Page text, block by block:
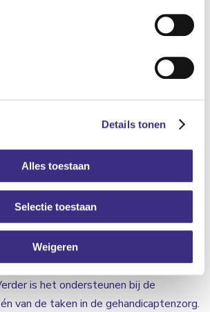
Details tonen
Alles toestaan
Selectie toestaan
Weigeren
hebben. Of het nu gaat om een
Bij Alliade zijn verschillende
wonen met hulp. De mate van
varieert van lichte zorg tot intensieve
het zijn dat cliënten moeilijk
laten zien en intensieve begeleiding
op zoek naar nieuwe collega’s die de
en begeleiden zodat
worden naar kansen. Ook
Dagelijkse Levensverrichtingen
worden hierbij gemotiveerd om veel
is het ondersteunen bij de
van de taken in de gehandicaptenzorg.